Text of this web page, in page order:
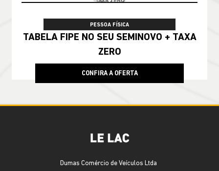
PESSOA FÍSICA
TABELA FIPE NO SEU SEMINOVO + TAXA
ZERO
CONFIRA A OFERTA
Dumas Comércio de Veículos Ltda